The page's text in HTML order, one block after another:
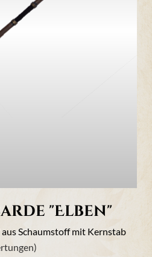
"Elben"
Schaumstoff mit Kernstab